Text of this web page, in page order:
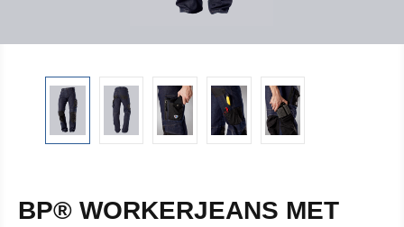
BP® WORKERJEANS MET